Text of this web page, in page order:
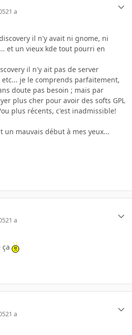
21 a
il n'y avait ni gnome, ni
et un vieux kde tout pourri en
il n'y ait pas de server
je le comprends parfaitement,
doute pas besoin ; mais par
plus cher pour avoir des softs GPL
plus récents, c'est inadmissible!
mauvais début à mes yeux...
21 a
ça
21 a